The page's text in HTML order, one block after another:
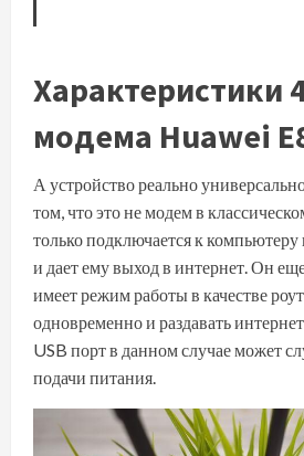
Характеристики
модема Huawei
А устройство реально
том, что это не модем в
только подключается к
и дает ему выход в интернет. Он
имеет режим работы в качестве
одновременно и раздавать
USB порт в данном случае может
подачи питания.